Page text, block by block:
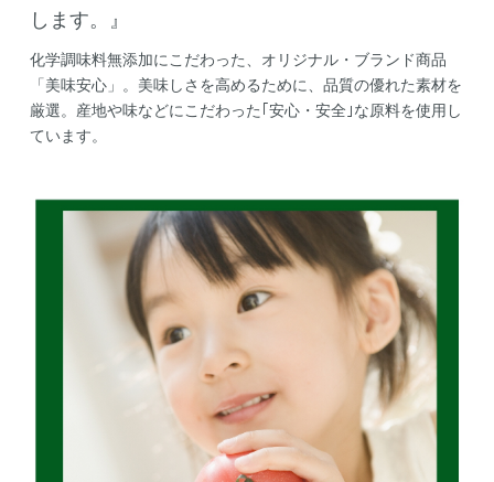
します。』
化学調味料無添加にこだわった、オリジナル・ブランド商品
「美味安心」。美味しさを高めるために、品質の優れた素材を
厳選。産地や味などにこだわった｢安心・安全｣な原料を使用し
ています。